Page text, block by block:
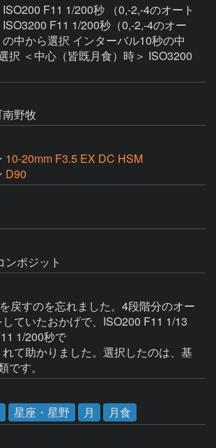
F11 1/200秒 （0,-2,-4のオート
F11 1/200秒（0,-2,-4のオー
の中から選択 インターバル10秒の中
択 ＜中心（皆既月食）時＞ ISO3200
野牧
10-20mm F3.5 EX DC HSM
D90
ポジット
戻すのを忘れました。4段階分のオー
していたおかげで、ISO200 F11 1/13
1/200秒で
て助かりました。選択したのは、基
です。
星座・星野 月
月食